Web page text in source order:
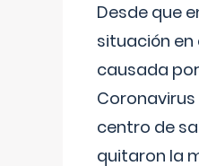
Desde que
situación en
causada
centro de
quitaron la